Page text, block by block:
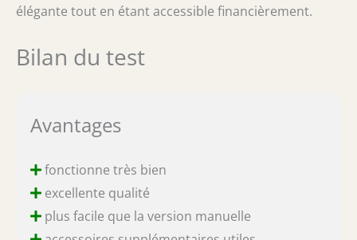
élégante tout en étant accessible financièrement.
Bilan du test
Avantages
fonctionne très bien
excellente qualité
plus facile que la version manuelle